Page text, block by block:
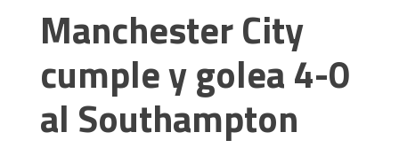
Manchester City
cumple y golea 4-0
al Southampton